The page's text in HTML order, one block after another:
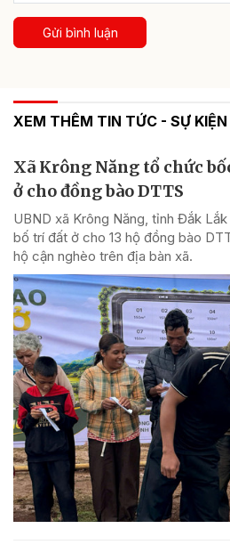
Gửi bình luận
XEM THÊM TIN TỨC - SỰ KIỆN
Xã Krông Năng tổ chức
ở cho đồng bào DTTS
UBND xã Krông Năng, tỉnh Đắk
bố trí đất ở cho 13 hộ đồng bào
hộ cận nghèo trên địa bàn xã.